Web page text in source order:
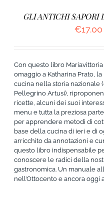
GLI ANTICHI SAPORI
€17.00
Con questo libro
omaggio a Katharina Prato,
cucina nella storia nazionale
Pellegrino Artusi),
ricette, alcuni dei suoi
menu e tutta la preziosa
per apprendere metodi di
base della cucina di ieri e di
arricchito da annotazioni e
questo libro indispensabile
conoscere le radici della
gastronomica. Un manuale
nell’Ottocento e ancora oggi